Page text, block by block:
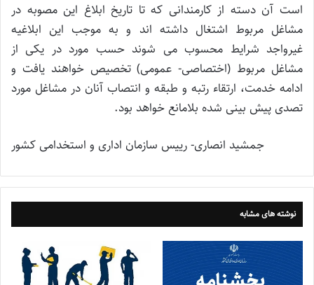
است آن دسته از کارمندانی که تا تاریخ ابلاغ این مصوبه در
مشاغل مربوط اشتغال داشته اند و به موجب این ابلاغیه
غیرواجد شرایط محسوب می شوند حسب مورد در یکی از
مشاغل مربوط (اختصاصی- عمومی) تخصیص خواهند یافت و
ادامه خدمت، ارتقاء رتبه و طبقه و انتصاب آنان در مشاغل مورد
تصدی پیش بینی شده بلامانع خواهد بود.
جمشید انصاری- رییس سازمان اداری و استخدامی کشور
نوشته های مشابه